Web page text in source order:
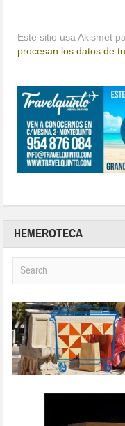
Este sitio usa Akismet
procesan los datos de
HEMEROTECA